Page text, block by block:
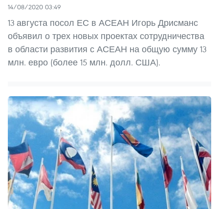
14/08/2020 03:49
13 августа посол ЕС в АСЕАН Игорь Дрисманс
объявил о трех новых проектах сотрудничества
в области развития с АСЕАН на общую сумму 13
млн. евро (более 15 млн. долл. США).